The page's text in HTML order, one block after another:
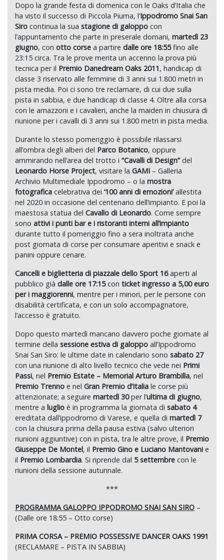
Dopo la grande festa di domenica con le Oaks d’Italia che
ha visto il successo di Piccola Piuma, l’Ippodromo Snai San
Siro continua la sua stagione di galoppo con
l’appuntamento che parte in preserale domani, martedì 23
giugno, con otto corse a partire dalle ore 18:55fino alle
23:15 circa. Tra le prove merita un accenno la prova più
tecnica per il Premio Danedream Oaks 2011, handicap di
classe 3 riservato alle femmine di 3 anni sui 1.800 metri in
pista media. Poi ci sono tre reclamare, di cui due sulla
pista in sabbia, e due handicap di classe 4. Oltre alla corsa
con le amazzoni e i cavalieri, anche la maiden in chiusura di
riunione per i cavalli di 3 anni sui 1.800 metri in pista media.
Durante lo stesso pomeriggio è possibile rilassarsi
all’ombra degli alberi del Parco Botanico, oppure
ammirando nell’area del trotto i “Cavalli di Design”del
Leonardo Horse Project, visitare la GAMI – Galleria
Archivio Multimediale Ippodromo – o la mostra
fotografica celebrativa dei ‘100 anni di emozioni’allestita
nel 2020 in occasione del centenario dell’impianto. E poi la
maestosa statua del Cavallo di Leonardo. Come sempre
sono attivi i punti bar e i ristoranti interni all’impianto
durante tutto il pomeriggio fino a sera inoltrata anche
post giornata di corse per consumare aperitivi e snack e
panini oppure cenare.
Cancelli e biglietteria di piazzale dello Sport 16aperti al
pubblico già dalle ore 17:15con ticket ingresso a 5,00 euro
per i maggiorenni, mentre per i minori, per le persone con
disabilità certificata, e con un solo accompagnatore,
l’accesso è gratuito.
Dopo questo martedì mancano davvero poche giornate al
termine della sessione estiva di galoppo all’Ippodromo
Snai San Siro: le ultime date in calendario sono sabato 27
con una riunione di alto livello tecnico che vede nei Primi
Passi, nel Premio Estate – Memorial Arturo Brambilla, nel
Premio Trenno e nel Gran Premio d’Italia le corse più
attenzionate; a seguire martedì 30per l’ultima di giugno,
mentre a luglio è in programma la giornata di sabato 4
ereditata dall’ippodromo di Varese, e quella di martedì 7
con la chiusura prima della pausa estiva (salvo ulteriori
riunioni aggiuntive) con in pista, tra le altre prove, il Premio
Giuseppe De Montel, il Premio Gino e Luciano Mantovani e
il Premio Lombardia. Si riprende dal 5 settembre con le
riunioni della sessione autunnale.
***
PROGRAMMA GALOPPO IPPODROMO SNAI SAN SIRO –
(Dalle ore 18:55 – Otto corse)
PRIMA CORSA – PREMIO POSSESSIVE DANCER OAKS 1991
(RECLAMARE – PISTA IN SABBIA)